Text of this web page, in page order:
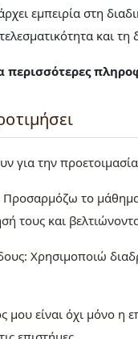
εμπειρία στη
και
περισσότερες
για την
Προσαρμόζω το
τους και
Χρησιμοποιώ
μου είναι όχι μόνο η